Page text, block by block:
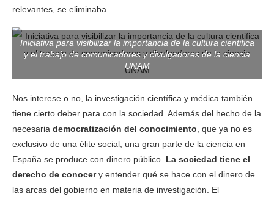
relevantes, se eliminaba.
Iniciativa para visibilizar la importancia de la cultura cientifica
y el trabajo de comunicadores y divulgadores de la ciencia
UNAM
Nos interese o no, la investigación científica y médica también
tiene cierto deber para con la sociedad. Además del hecho de la
necesaria democratización del conocimiento , que ya no es
exclusivo de una élite social, una gran parte de la ciencia en
España se produce con dinero público. La sociedad tiene el
derecho de conocery entender qué se hace con el dinero de
las arcas del gobierno en materia de investigación. El